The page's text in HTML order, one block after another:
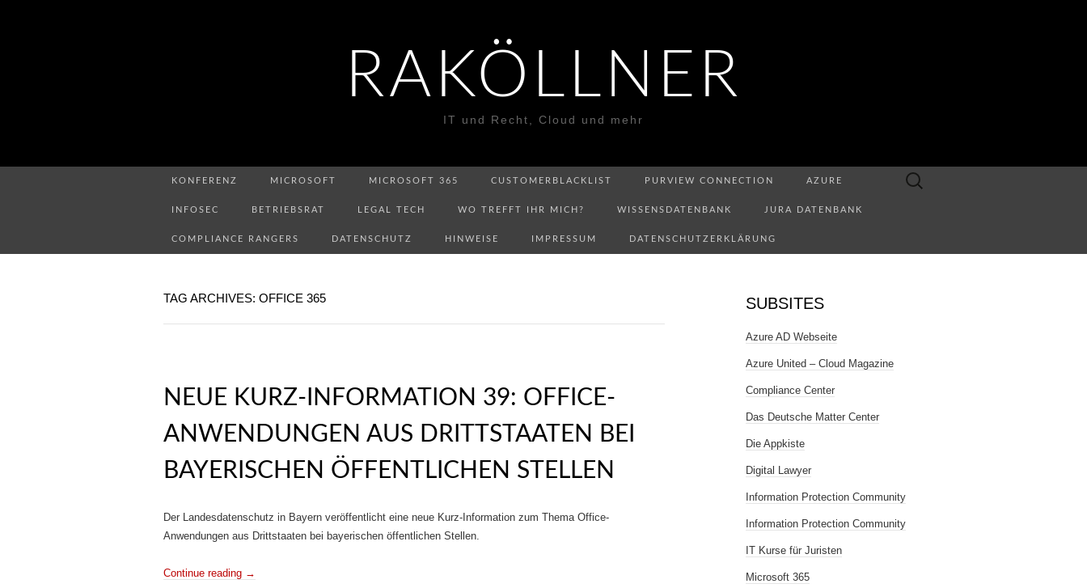
RAKÖLLNER
IT und Recht, Cloud und mehr
KONFERENZ MICROSOFT MICROSOFT 365 CUSTOMERBLACKLIST PURVIEW CONNECTION AZURE
INFOSEC BETRIEBSRAT LEGAL TECH WO TREFFT IHR MICH? WISSENSDATENBANK JURA DATENBANK
COMPLIANCE RANGERS DATENSCHUTZ HINWEISE IMPRESSUM DATENSCHUTZERKLÄRUNG
Suchen
TAG ARCHIVES: OFFICE 365
NEUE KURZ-INFORMATION 39: OFFICE-
ANWENDUNGEN AUS DRITTSTAATEN BEI
BAYERISCHEN ÖFFENTLICHEN STELLEN
Der Landesdatenschutz in Bayern veröffentlicht eine neue Kurz-Information zum Thema Office-
Anwendungen aus Drittstaaten bei bayerischen öffentlichen Stellen.
Continue reading →
SUBSITES
Azure AD Webseite
Azure United – Cloud Magazine
Compliance Center
Das Deutsche Matter Center
Die Appkiste
Digital Lawyer
Information Protection Community
Information Protection Community
IT Kurse für Juristen
Microsoft 365